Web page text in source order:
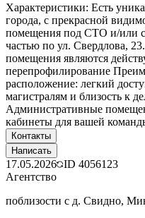
Характеристики: Есть
города, с прекрасной
помещения под СТО и/или
частью по ул. Свердлова,
помещения являются
перепрофилирование
расположение: легкий
магистралям и близость к
Административные
кабинеты для вашей
Контакты
Написать
17.05.2026 ID 4056123
Агентство
поблизости с д. Свидно,